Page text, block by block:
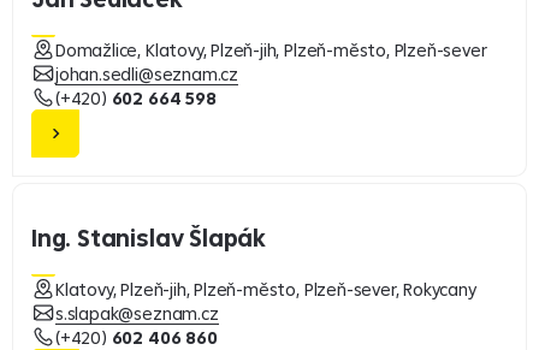
Domažlice, Klatovy, Plzeň-jih, Plzeň-město, Plzeň-sever
johan.sedli@seznam.cz
(+420) 602 664 598
Ing. Stanislav Šlapák
Klatovy, Plzeň-jih, Plzeň-město, Plzeň-sever, Rokycany
s.slapak@seznam.cz
(+420) 602 406 860